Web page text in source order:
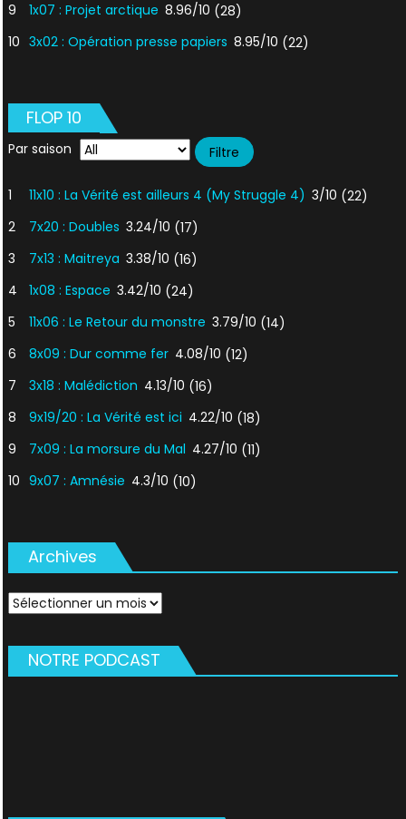
9
1x07 : Projet arctique 8.96/10 (28)
10 3x02 : Opération presse papiers 8.95/10 (22)
FLOP 10
Par saison
1 11x10 : La Vérité est ailleurs 4 (My Struggle 4) 3/10 (22)
2
7x20 : Doubles 3.24/10 (17)
3
7x13 : Maitreya 3.38/10 (16)
4
1x08 : Espace 3.42/10 (24)
5
11x06 : Le Retour du monstre 3.79/10 (14)
6
8x09 : Dur comme fer 4.08/10 (12)
7
3x18 : Malédiction 4.13/10 (16)
8
9x19/20 : La Vérité est ici 4.22/10 (18)
9
7x09 : La morsure du Mal 4.27/10 (11)
10 9x07 : Amnésie 4.3/10 (10)
Archives
Archives
NOTRE PODCAST